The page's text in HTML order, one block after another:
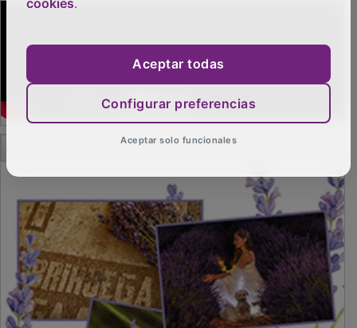
cookies.
Aceptar todas
Configurar preferencias
Aceptar solo funcionales